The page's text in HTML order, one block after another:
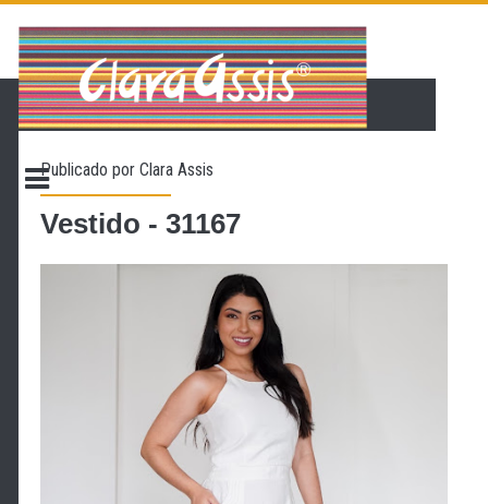
PÁGINA INICIAL
LOJA VIRTUAL
CONTATO
PROMOÇÃO
Publicado porClara Assis
Vestido - 31167